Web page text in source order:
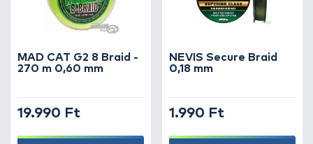
MAD CAT G2 8 Braid -
270 m 0,60 mm
19.990 Ft
NEVIS Secure Braid
0,18 mm
1.990 Ft